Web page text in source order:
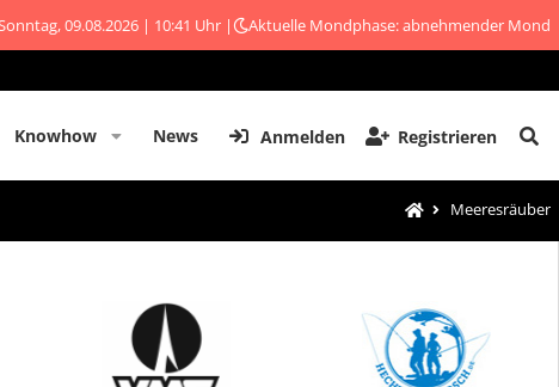
09.08.2026 | 10:41 Uhr | Aktuelle Mondphase: abnehmender Mond
Knowhow News Anmelden Registrieren
Meeresräuber